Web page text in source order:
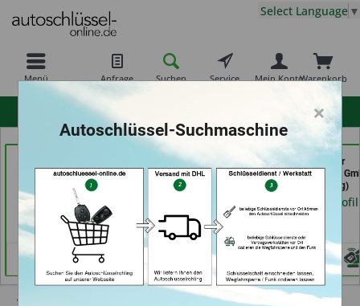
Menü Anfrage Suchen Service Warenkorb
Mein Konto
Select Language ▼
ECU Service (in
Friedberg)
Händlerprofil
ABC Schlüsseldienst -
Frank Panten (in
Stolberg)
Freiburger
Schlüsseldienst
(in Freiburg)
Händlerprofil
Autoschlüsselgehäuse und Zubehör
×
Autoschlüssel-Suchmaschine